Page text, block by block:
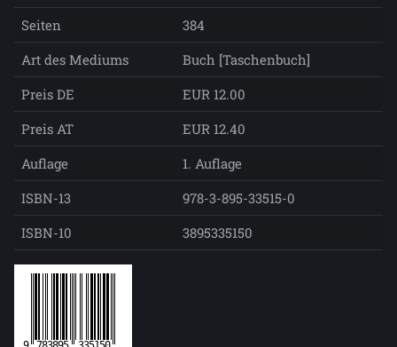
Seiten
384
Art des Mediums
Buch [Taschenbuch]
Preis DE
EUR 12.00
Preis AT
EUR 12.40
Auflage
1. Auflage
ISBN-13
978-3-895-33515-0
ISBN-10
3895335150